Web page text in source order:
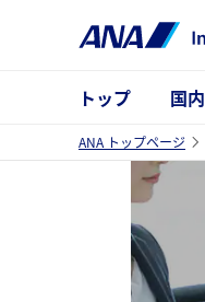
トップ 国内
ANA トップページ